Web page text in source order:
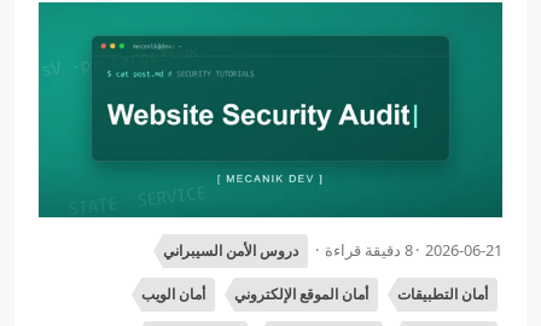
2026-06-21 8 دقيقة قراءة دروس الأمن السيبراني
أمان التطبيقات أمان الموقع الإلكتروني أمان الويب